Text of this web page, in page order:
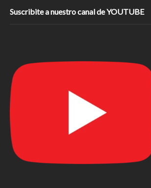
Suscribite a nuestro canal de YOUTUBE